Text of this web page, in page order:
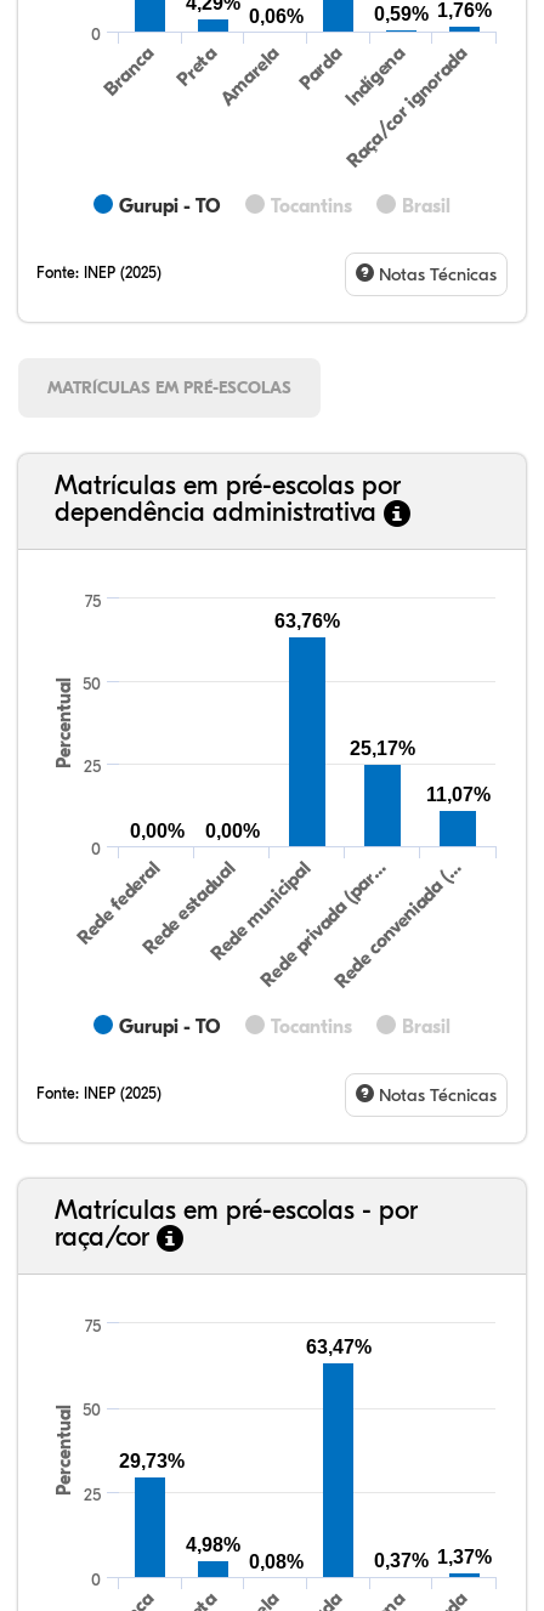
Gurupi - TO Tocantins Brasil
Branca PretaAmarela PardaIndígena
Raça/cor ignorada
0
0,06% 0,59% 1,76%
Fonte: INEP (2025) Notas Técnicas
MATRÍCULAS EM PRÉ-ESCOLAS
Matrículas em pré-escolas por
dependência administrativa
Percentual
Gurupi - TO Tocantins Brasil
Rede federalRede estadualRede municipal
Rede privada (par…Rede conveniada (…
0
25
50
75
0,00% 0,00%
63,76%
25,17%
11,07%
Fonte: INEP (2025) Notas Técnicas
Matrículas em pré-escolas - por
raça/cor
Percentual
0
25
50
75
29,73%
4,98%
0,08%
63,47%
0,37% 1,37%